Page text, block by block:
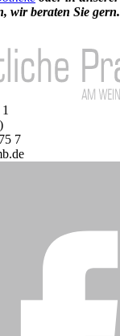
wir beraten Sie gern.
7